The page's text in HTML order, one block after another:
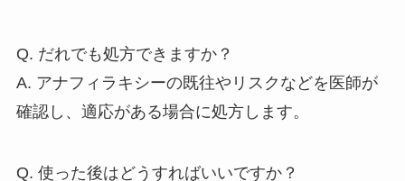
Q. だれでも処方できますか？
A. アナフィラキシーの既往やリスクなどを医師が
確認し、適応がある場合に処方します。
Q. 使った後はどうすればいいですか？